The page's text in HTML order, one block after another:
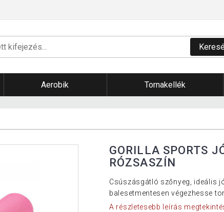
Aerobik Tornakellék
GORILLA SPORTS
RÓZSASZÍN
Csúszásgátló szőnyeg, ideális
balesetmentesen végezhesse
A részletesebb leírás